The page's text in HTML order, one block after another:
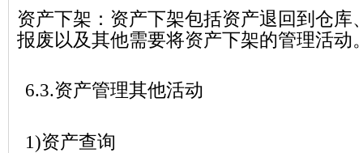
资产下架：资产下架包括资产退回到仓库
报废以及其他需要将资产下架的管理活动
6.3.资产管理其他活动
1)资产查询